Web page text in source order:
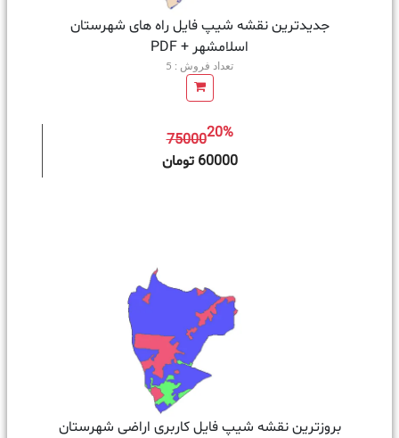
جدیدترین نقشه شیپ فایل راه های شهرستان
اسلامشهر + PDF
تعداد فروش : 5
7500020%
60000 تومان
بروزترین نقشه شیپ فایل کاربری اراضی شهرستان